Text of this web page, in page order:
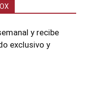
y recibe
exclusivo y